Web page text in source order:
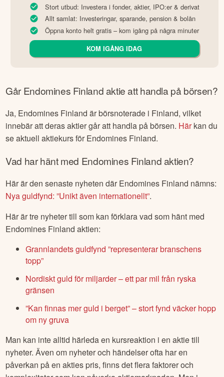
Stort utbud: Investera i fonder, aktier, IPO:er & derivat
Allt samlat: Investeringar, sparande, pension & bolån
Öppna konto helt gratis – kom igång på några minuter
KOM IGÅNG IDAG
GårEndomines Finlandaktie att handla på börsen?
Ja, Endomines Finland är börsnoterade i Finland, vilket
innebär att deras aktier går att handla på börsen. Härkan du
se aktuell aktiekurs för Endomines Finland.
Vad har hänt med Endomines Finlandaktien?
Här är den senaste nyheten där Endomines Finland nämns:
Nya guldfynd: ”Unikt även internationellt”.
Här är tre nyheter till som kan förklara vad som hänt med
Endomines Finland aktien:
Grannlandets guldfynd ”representerar branschens
topp”
Nordiskt guld för miljarder – ett par mil från ryska
gränsen
”Kan finnas mer guld i berget” – stort fynd väcker hopp
om ny gruva
Man kan inte alltid härleda en kursreaktion i en aktie till
nyheter. Även om nyheter och händelser ofta har en
påverkan på en akties pris, finns det flera faktorer och